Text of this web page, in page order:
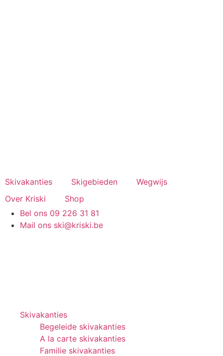
Skivakanties Skigebieden
Wegwijs
Over Kriski
Shop
Bel ons 09 226 31 81
Mail ons ski@kriski.be
Skivakanties
Begeleide skivakanties
A la carte skivakanties
Familie skivakanties